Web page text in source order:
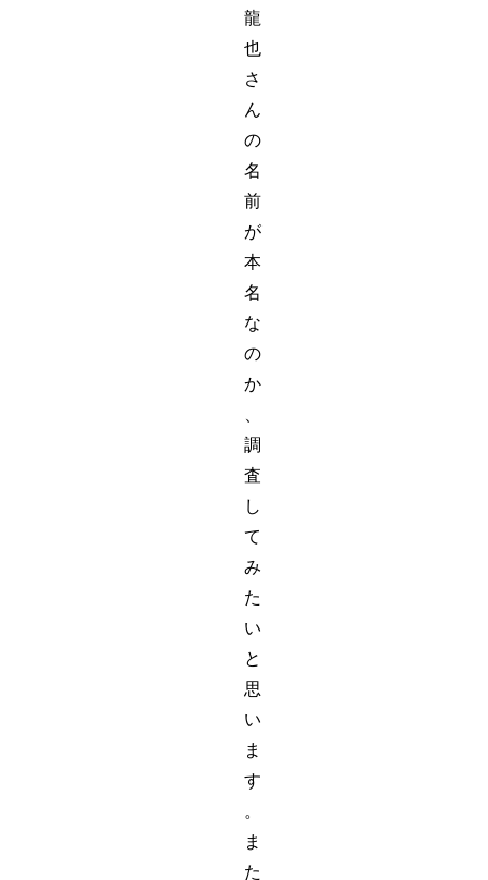
龍
也
さ
ん
の
名
前
が
本
名
な
の
か
調
査
し
て
み
た
い
と
思
い
ま
す
。
ま
た